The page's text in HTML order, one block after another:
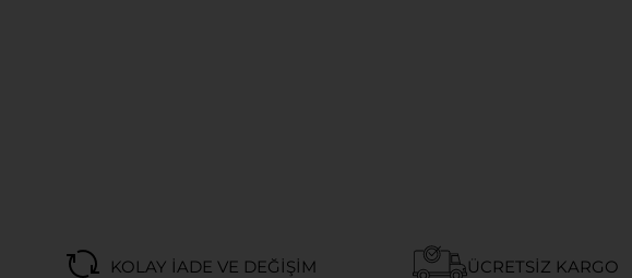
KOLAY İADE VE DEĞIŞIM ÜCRETSIZ KARGO